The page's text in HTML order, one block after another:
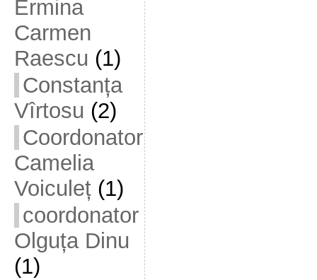
Ermina
Carmen
Raescu (1)
Constanța
Vîrtosu (2)
Coordonator
Camelia
Voiculeț(1)
coordonator
Olguța Dinu
(1)